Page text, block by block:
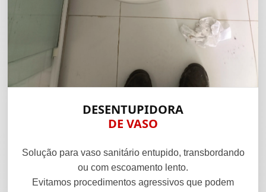
DESENTUPIDORA
DE VASO
Solução para vaso sanitário entupido, transbordando
ou com escoamento lento.
Evitamos procedimentos agressivos que podem